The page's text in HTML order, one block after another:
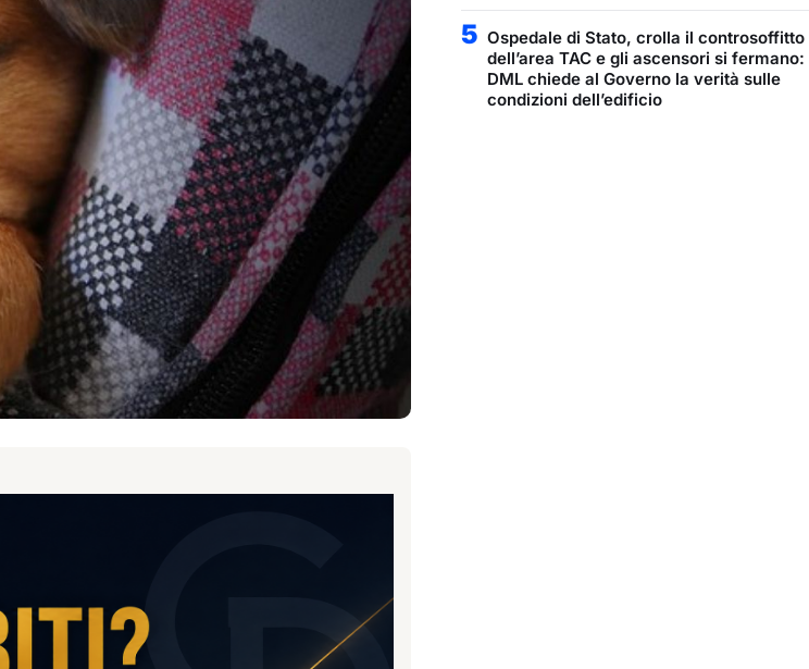
5 Ospedale di Stato, crolla il controsoffitto
dell’area TAC e gli ascensori si fermano:
DML chiede al Governo la verità sulle
condizioni dell’edificio